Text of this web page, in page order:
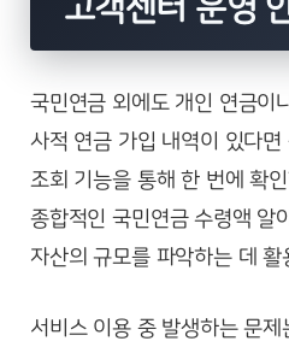
고객센터 운영
국민연금 외에도 개인 연금이
사적 연금 가입 내역이 있다
조회 기능을 통해 한 번에 확
종합적인 국민연금 수령액 알
자산의 규모를 파악하는 데 활
서비스 이용 중 발생하는 문제